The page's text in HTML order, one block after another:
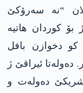
“نە سەرۆکێ
کوردان ھاتیە
کو دخوازن بافل
ئیراقێ ژ
دەولەت و